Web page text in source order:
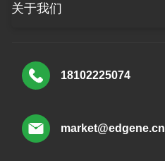
关于我们
18102225074
market@edgene.cn